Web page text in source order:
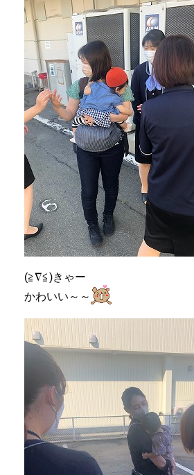
(≧∇≦)きゃー
かわいい～～